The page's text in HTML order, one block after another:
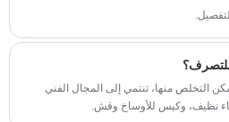
التخلص منها، تنتمي إلى المجال الفني
نظيف، وكيس للأوساخ وقش.